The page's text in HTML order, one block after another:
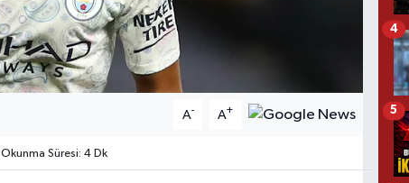
A- A+
Okunma Süresi: 4 Dk
4
5